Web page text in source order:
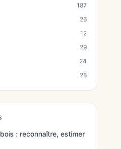
187
26
12
29
24
28
: reconnaître, estimer